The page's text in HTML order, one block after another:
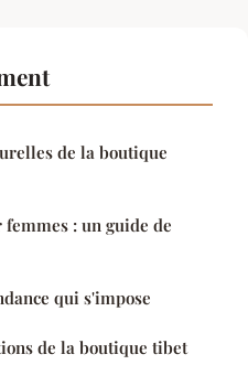
de la boutique
: un guide de
qui s'impose
de la boutique tibet